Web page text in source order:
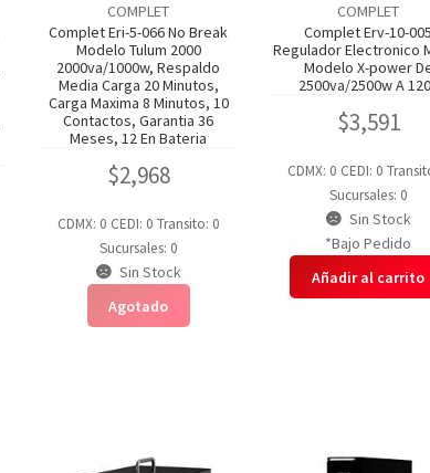
COMPLET
Complet Eri-5-066 No Break
Modelo Tulum 2000
2000va/1000w, Respaldo
Media Carga 20 Minutos,
Carga Maxima 8 Minutos, 10
Contactos, Garantia 36
Meses, 12 En Bateria
$2,968
CDMX: 0 CEDI: 0 Transito: 0
Sucursales: 0
Sin Stock
Agotado
COMPLET
Complet Erv-10-005
Regulador Electronico
Modelo X-power
2500va/2500w A
$3,591
CDMX: 0 CEDI: 0
Sucursales: 0
Sin Stock
*Bajo Pedido
Añadir al carrito